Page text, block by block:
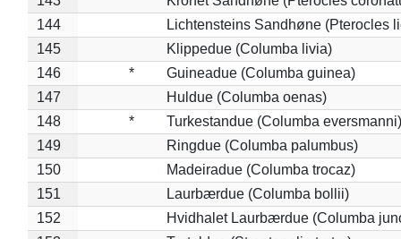
144
Lichtensteins Sandhøne (Pterocles
145
Klippedue (Columba livia)
146
*
Guineadue (Columba guinea)
147
Huldue (Columba oenas)
148
*
Turkestandue (Columba eversmanni)
149
Ringdue (Columba palumbus)
150
Madeiradue (Columba trocaz)
151
Laurbærdue (Columba bollii)
152
Hvidhalet Laurbærdue (Columba